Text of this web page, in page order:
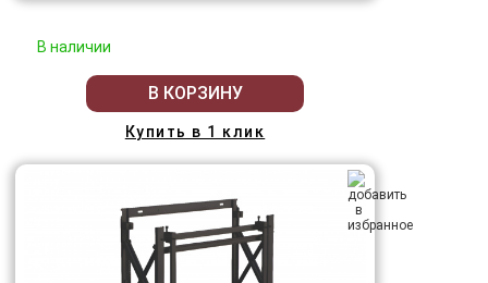
В наличии
В КОРЗИНУ
Купить в 1 клик